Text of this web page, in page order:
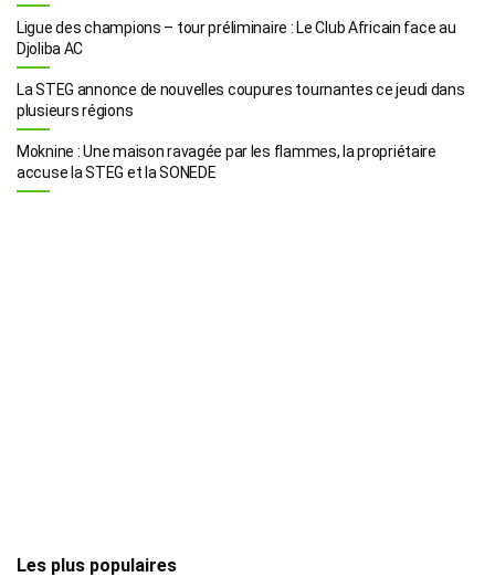
Ligue des champions – tour préliminaire : Le Club Africain face au
Djoliba AC
La STEG annonce de nouvelles coupures tournantes ce jeudi dans
plusieurs régions
Moknine : Une maison ravagée par les flammes, la propriétaire
accuse la STEG et la SONEDE
Les plus populaires